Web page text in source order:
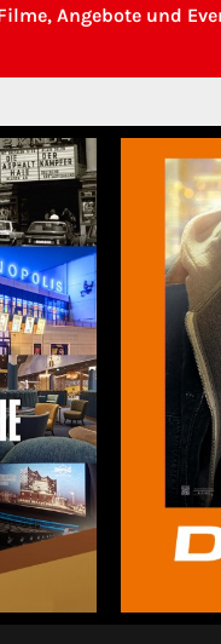
Angebote und